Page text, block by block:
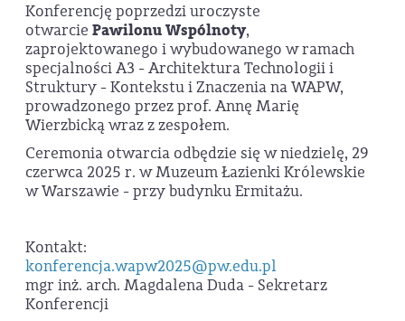
Konferencję poprzedzi uroczyste
otwarcie Pawilonu Wspólnoty,
zaprojektowanego i wybudowanego w ramach
specjalności A3 - Architektura Technologii i
Struktury - Kontekstu i Znaczenia na WAPW,
prowadzonego przez prof. Annę Marię
Wierzbicką wraz z zespołem.
Ceremonia otwarcia odbędzie się w niedzielę, 29
czerwca 2025 r. w Muzeum Łazienki Królewskie
w Warszawie - przy budynku Ermitażu.
Kontakt:
konferencja.wapw2025@pw.edu.pl
mgr inż. arch. Magdalena Duda - Sekretarz
Konferencji